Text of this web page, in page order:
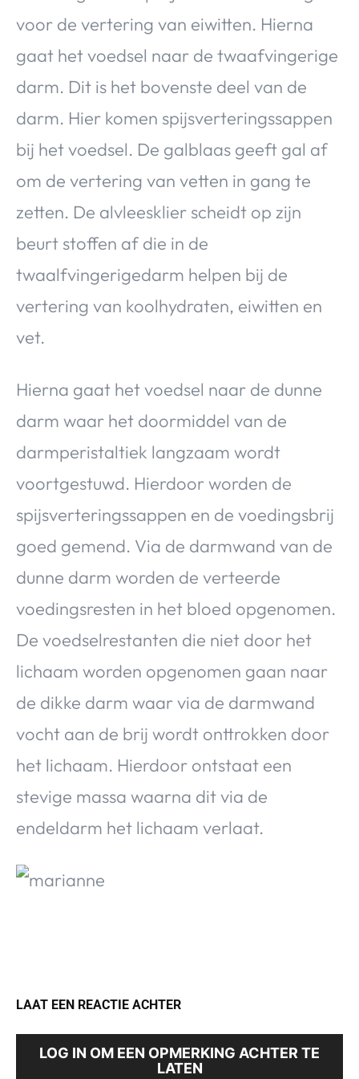
voor de vertering van eiwitten. Hierna
gaat het voedsel naar de twaafvingerige
darm. Dit is het bovenste deel van de
darm. Hier komen spijsverteringssappen
bij het voedsel. De galblaas geeft gal af
om de vertering van vetten in gang te
zetten. De alvleesklier scheidt op zijn
beurt stoffen af die in de
twaalfvingerigedarm helpen bij de
vertering van koolhydraten, eiwitten en
vet.
Hierna gaat het voedsel naar de dunne
darm waar het doormiddel van de
darmperistaltiek langzaam wordt
voortgestuwd. Hierdoor worden de
spijsverteringssappen en de voedingsbrij
goed gemend. Via de darmwand van de
dunne darm worden de verteerde
voedingsresten in het bloed opgenomen.
De voedselrestanten die niet door het
lichaam worden opgenomen gaan naar
de dikke darm waar via de darmwand
vocht aan de brij wordt onttrokken door
het lichaam. Hierdoor ontstaat een
stevige massa waarna dit via de
endeldarm het lichaam verlaat.
LAAT EEN REACTIE ACHTER
LOG IN OM EEN OPMERKING ACHTER TE
LATEN